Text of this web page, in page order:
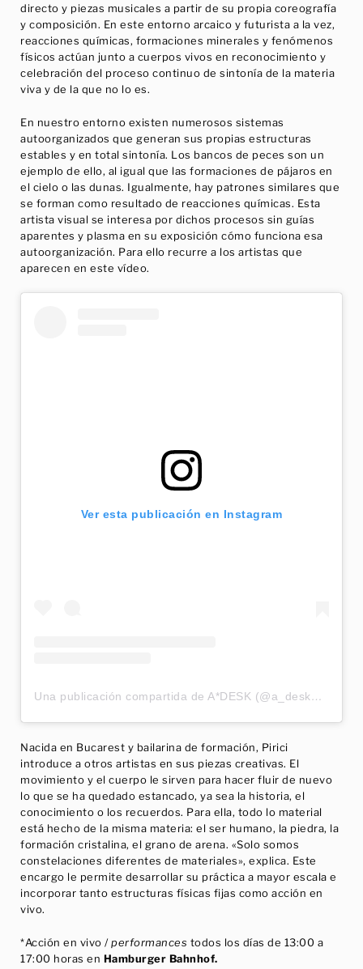
directo y piezas musicales a partir de su propia coreografía
y composición. En este entorno arcaico y futurista a la vez,
reacciones químicas, formaciones minerales y fenómenos
físicos actúan junto a cuerpos vivos en reconocimiento y
celebración del proceso continuo de sintonía de la materia
viva y de la que no lo es.
En nuestro entorno existen numerosos sistemas
autoorganizados que generan sus propias estructuras
estables y en total sintonía. Los bancos de peces son un
ejemplo de ello, al igual que las formaciones de pájaros en
el cielo o las dunas. Igualmente, hay patrones similares que
se forman como resultado de reacciones químicas. Esta
artista visual se interesa por dichos procesos sin guías
aparentes y plasma en su exposición cómo funciona esa
autoorganización. Para ello recurre a los artistas que
aparecen en este vídeo.
Ver esta publicación en Instagram
Una publicación compartida de A*DESK (@a_desk_criticalthinking)
Nacida en Bucarest y bailarina de formación, Pirici
introduce a otros artistas en sus piezas creativas. El
movimiento y el cuerpo le sirven para hacer fluir de nuevo
lo que se ha quedado estancado, ya sea la historia, el
conocimiento o los recuerdos. Para ella, todo lo material
está hecho de la misma materia: el ser humano, la piedra, la
formación cristalina, el grano de arena. «Solo somos
constelaciones diferentes de materiales», explica. Este
encargo le permite desarrollar su práctica a mayor escala e
incorporar tanto estructuras físicas fijas como acción en
vivo.
*Acción en vivo /performances todos los días de 13:00 a
17:00 horas en Hamburger Bahnhof.